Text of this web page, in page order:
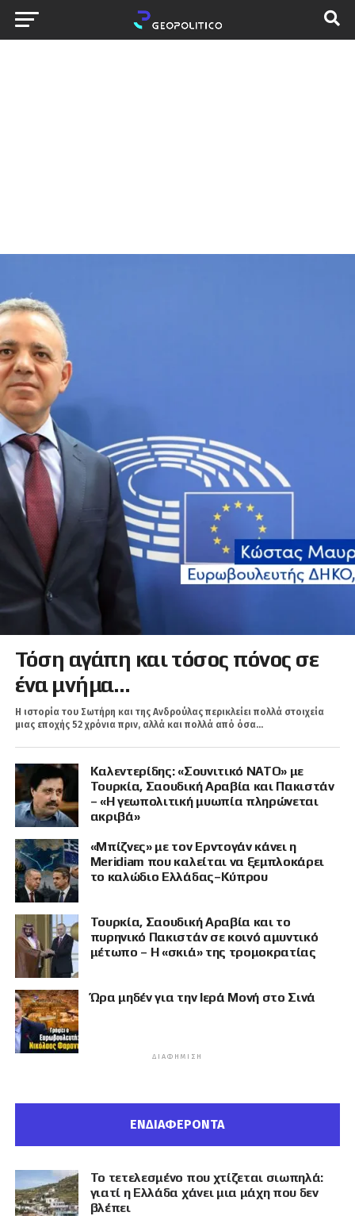
Τόση αγάπη και τόσος πόνος σε
ένα μνήμα…
Η ιστορία του Σωτήρη και της Ανδρούλας περικλείει πολλά στοιχεία
μιας εποχής 52 χρόνια πριν, αλλά και πολλά από όσα...
Καλεντερίδης: «Σουνιτικό ΝΑΤΟ» με
Τουρκία, Σαουδική Αραβία και Πακιστάν
– «Η γεωπολιτική μυωπία πληρώνεται
ακριβά»
«Μπίζνες» με τον Ερντογάν κάνει η
Meridiam που καλείται να ξεμπλοκάρει
το καλώδιο Ελλάδας–Κύπρου
Τουρκία, Σαουδική Αραβία και το
πυρηνικό Πακιστάν σε κοινό αμυντικό
μέτωπο – Η «σκιά» της τρομοκρατίας
Ώρα μηδέν για την Ιερά Μονή στο Σινά
ΔΙΑΦΉΜΙΣΗ
ΕΝΔΙΑΦΕΡΟΝΤΑ
Το τετελεσμένο που χτίζεται σιωπηλά:
γιατί η Ελλάδα χάνει μια μάχη που δεν
βλέπει